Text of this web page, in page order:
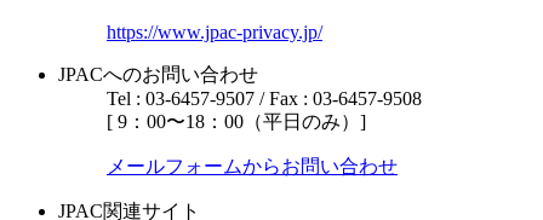
https://www.jpac-privacy.jp/
JPACへのお問い合わせ
Tel : 03-6457-9507 / Fax : 03-6457-9508
[ 9：00〜18：00（平日のみ）]
メールフォームからお問い合わせ
JPAC関連サイト